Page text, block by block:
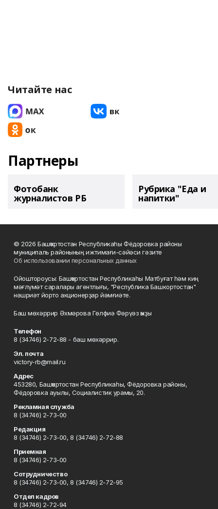
Читайте нас
Партнеры
Фотобанк
журналистов РБ
Рубрика "Еда и
напитки"
© 2026 Башҡортостан Республикаһы Фёдоровка районы
муниципаль районының ижтимағи-сәйәси гәзите
Об использовании персональных данных
Ойоштороусы: Башҡортостан Республикаһы Матбуғат һәм киң
мәғлүмәт саралары агентлығы, "Республика Башкортостан"
нәшриәт йорто акционерҙар йәмғиәте.
Баш мөхәррир Әхмәрова Гөлфиә Фәрүәз ҡыҙы
Телефон
8 (34746) 2-72-88 - баш мөхәррир.
Эл. почта
victory-rb@mail.ru
Адрес
453280, Башҡортостан Республикаһы, Фёдоровка районы,
Фёдоровка ауылы, Социалистик урамы, 20.
Рекламная служба
8 (34746) 2-73-00
Редакция
8 (34746) 2-73-00, 8 (34746) 2-72-88
Приемная
8 (34746) 2-73-00
Сотрудничество
8 (34746) 2-73-00, 8 (34746) 2-72-95
Отдел кадров
8 (34746) 2-72-94